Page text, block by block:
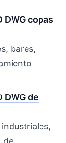
DWG copas
bares,
DWG de
de